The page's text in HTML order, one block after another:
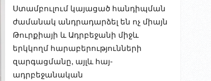
Ստամբուլում կայացած հանդիպման
ժամանակ անդրադարձել են ոչ միայն
Թուրքիայի և Ադրբեջանի միջև
երկկողմ հարաբերությունների
զարգացմանը, այլև հայ-
ադրբեջանական